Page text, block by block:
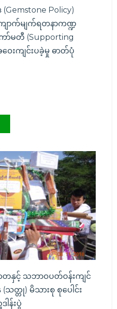
Policy)
ောက်မျက်ရတနာကဏ္ဍ
မတီ (Supporting
ေးကျင်းပခဲ့မှု ဓာတ်ပုံ
တနှင့် သဘာဝပတ်ဝန်းကျင်
(သတ္တု) မိသားစု စုပေါင်း
န်းပွဲ